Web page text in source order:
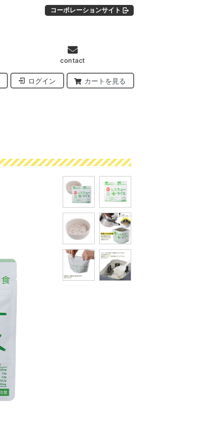
コーポレーションサイト
contact
ログイン カートを見る